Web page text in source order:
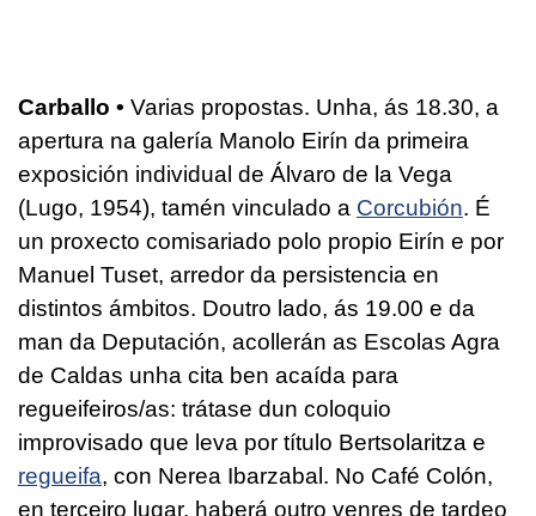
Carballo • Varias propostas. Unha, ás 18.30, a
apertura na galería Manolo Eirín da primeira
exposición individual de Álvaro de la Vega
(Lugo, 1954), tamén vinculado a Corcubión. É
un proxecto comisariado polo propio Eirín e por
Manuel Tuset, arredor da persistencia en
distintos ámbitos. Doutro lado, ás 19.00 e da
man da Deputación, acollerán as Escolas Agra
de Caldas unha cita ben acaída para
regueifeiros/as: trátase dun coloquio
improvisado que leva por título Bertsolaritza e
regueifa, con Nerea Ibarzabal. No Café Colón,
en terceiro lugar, haberá outro venres de tardeo